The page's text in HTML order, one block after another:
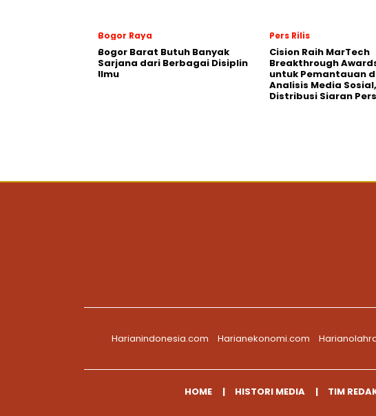
Bogor Raya
Bogor Barat Butuh Banyak
Sarjana dari Berbagai Disiplin
Ilmu
Pers Rilis
Cision Raih MarTech
Breakthrough
untuk Pemantauan
Analisis Media Sosial,
Distribusi Siaran
Harianindonesia.com
Harianekonomi.com
HOME HISTORI MEDIA TIM